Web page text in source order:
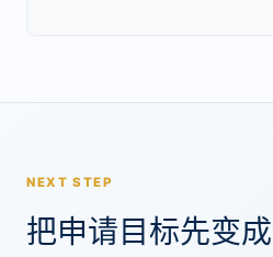
NEXT STEP
把申请目标先变